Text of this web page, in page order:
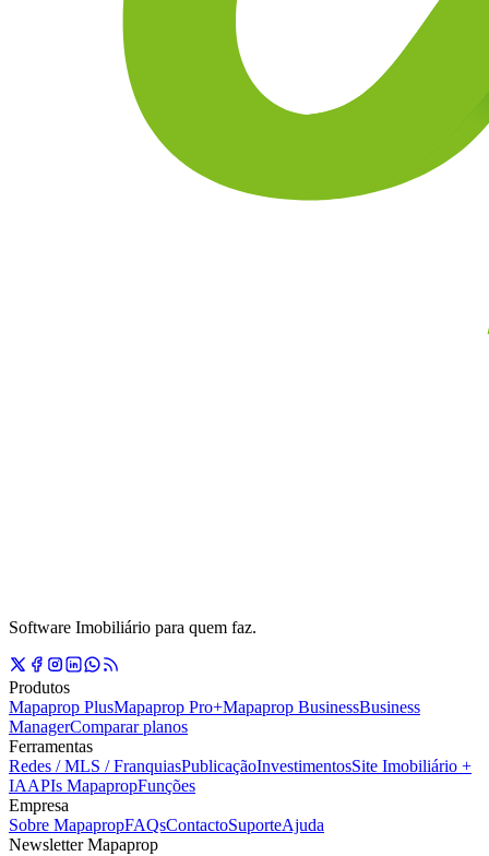
Software Imobiliário para quem faz.
Produtos
Mapaprop PlusMapaprop Pro+Mapaprop BusinessBusiness
ManagerComparar planos
Ferramentas
Redes / MLS / FranquiasPublicaçãoInvestimentosSite Imobiliário +
IAAPIs MapapropFunções
Empresa
Sobre MapapropFAQsContactoSuporteAjuda
Newsletter Mapaprop